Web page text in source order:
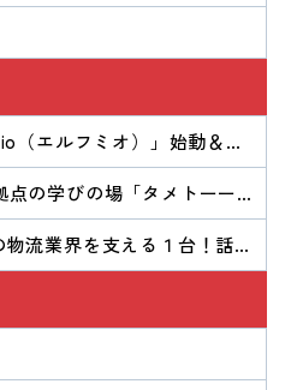
（エルフミオ）」始動＆
成！Ｂ・Ｉの「夏」が始ま
点の学びの場「タメトーー
物流業界を支える１台！話題
）』が納車となりました。